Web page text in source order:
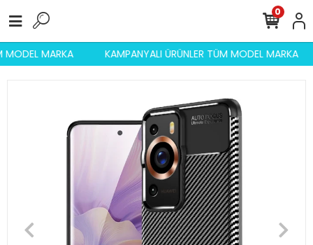
MODEL MARKA KAMPANYALI ÜRÜNLER TÜM MODEL MARKA
0